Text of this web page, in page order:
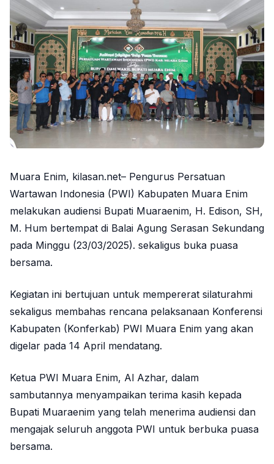
Muara Enim, kilasan.net– Pengurus Persatuan
Wartawan Indonesia (PWI) Kabupaten Muara Enim
melakukan audiensi Bupati Muaraenim, H. Edison, SH,
M. Hum bertempat di Balai Agung Serasan Sekundang
pada Minggu (23/03/2025). sekaligus buka puasa
bersama.
Kegiatan ini bertujuan untuk mempererat silaturahmi
sekaligus membahas rencana pelaksanaan Konferensi
Kabupaten (Konferkab) PWI Muara Enim yang akan
digelar pada 14 April mendatang.
Ketua PWI Muara Enim, Al Azhar, dalam
sambutannya menyampaikan terima kasih kepada
Bupati Muaraenim yang telah menerima audiensi dan
mengajak seluruh anggota PWI untuk berbuka puasa
bersama.